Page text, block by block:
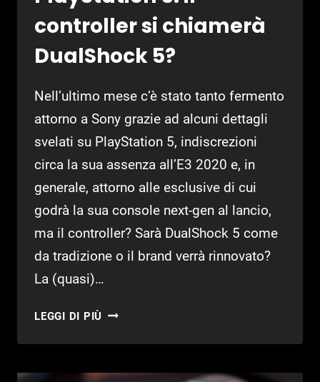
controller si chiamerà
DualShock 5?
Nell’ultimo mese c’è stato tanto fermento
attorno a Sony grazie ad alcuni dettagli
svelati su PlayStation 5, indiscrezioni
circa la sua assenza all’E3 2020 e, in
generale, attorno alle esclusive di cui
godrà la sua console next-gen al lancio,
ma il controller? Sarà DualShock 5 come
da tradizione o il brand verrà rinnovato?
La (quasi)…
LEGGI DI PIÙ PLAYSTATION
IL